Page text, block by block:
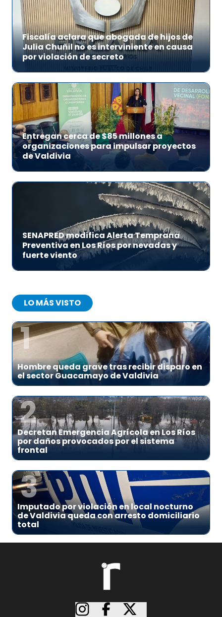
Fiscalía aclara que abogada de hijos de
Julia Chuñil no es interviniente en causa
por violación de secreto
Entregan cerca de $85 millones a
organizaciones para impulsar proyectos
de Valdivia
SENAPRED modifica Alerta Temprana
Preventiva en Los Ríos por nevadas y
fuerte viento
LO MÁS VISTO
1
Hombre queda grave tras recibir disparo en
el sector Guacamayo de Valdivia
2
Decretan Emergencia Agrícola en Los Ríos
por daños provocados por el sistema
frontal
3
Imputado por violación en local nocturno
de Valdivia queda con arresto domiciliario
total